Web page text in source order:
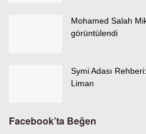
Mohamed Salah
görüntülendi
Symi Adası
Liman
Facebook’ta Beğen